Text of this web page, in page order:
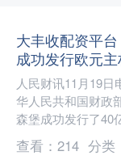
大丰收配资平
成功发行欧元
人民财讯11月19日
华人民共和国财政
森堡成功发行了40
中，4年期20亿欧
2.401%；7年....
查看： 214 分类